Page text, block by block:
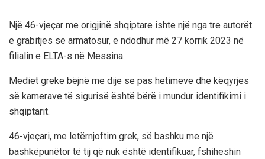
Një 46-vjeçar me origjinë shqiptare ishte një nga tre autorët
e grabitjes së armatosur, e ndodhur më 27 korrik 2023 në
filialin e ELTA-s në Messina.
Mediet greke bëjnë me dije se pas hetimeve dhe këqyrjes
së kamerave të sigurisë është bërë i mundur identifikimi i
shqiptarit.
46-vjeçari, me letërnjoftim grek, së bashku me një
bashkëpunëtor të tij që nuk është identifikuar, fshiheshin